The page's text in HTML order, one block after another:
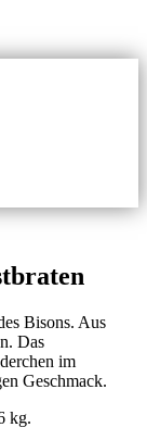
Bisons. Aus
Das
im
Geschmack.
kg.